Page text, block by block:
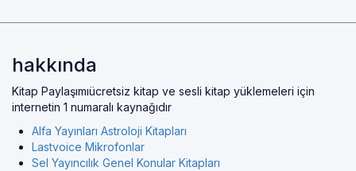
hakkında
Kitap Paylaşımıücretsiz kitap ve sesli kitap yüklemeleri için
internetin 1 numaralı kaynağıdır
Alfa Yayınları Astroloji Kitapları
Lastvoice Mikrofonlar
Sel Yayıncılık Genel Konular Kitapları